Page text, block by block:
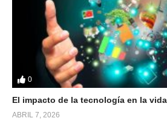
0
El impacto de la tecnología en la
ABRIL 7, 2026